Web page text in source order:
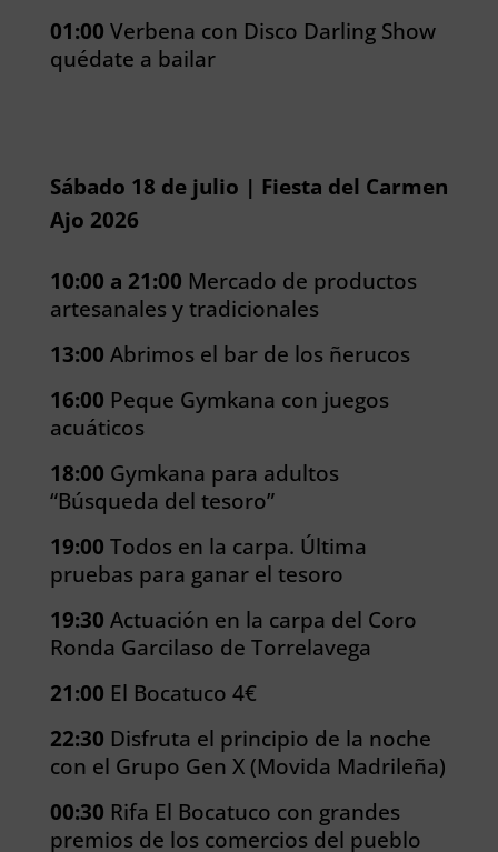
01:00 Verbena con Disco Darling Show
quédate a bailar
Sábado 18 de julio | Fiesta del Carmen
Ajo 2026
10:00 a 21:00 Mercado de productos
artesanales y tradicionales
13:00 Abrimos el bar de los ñerucos
16:00 Peque Gymkana con juegos
acuáticos
18:00 Gymkana para adultos
“Búsqueda del tesoro”
19:00 Todos en la carpa. Última
pruebas para ganar el tesoro
19:30 Actuación en la carpa del Coro
Ronda Garcilaso de Torrelavega
21:00 El Bocatuco 4€
22:30 Disfruta el principio de la noche
con el Grupo Gen X (Movida Madrileña)
00:30 Rifa El Bocatuco con grandes
premios de los comercios del pueblo